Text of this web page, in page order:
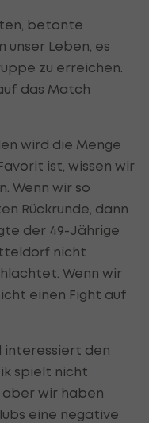
betonte
unser Leben, es
zu erreichen.
das Match
wird die Menge
ist, wissen wir
Wenn wir so
Rückrunde, dann
der 49-Jährige
nicht
Wenn wir
einen Fight auf
interessiert den
spielt nicht
aber wir haben
eine negative